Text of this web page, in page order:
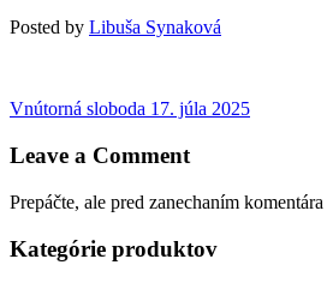
Posted by Libuša Synaková
Navigácia
v
Vnútorná sloboda Previous
17. júla 2025
Leave a Comment
Prepáčte, ale pred zanechaním
Kategórie produktov